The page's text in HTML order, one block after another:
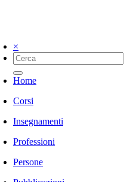
×
Home
Corsi
Insegnamenti
Professioni
Persone